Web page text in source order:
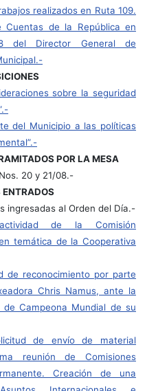
realizados en Ruta 109.
Cuentas de la República en
del Director General de
sobre la seguridad
del Municipio a las políticas
POR LA MESA
20 y 21/08.-
ingresadas al Orden del Día.-
de la Comisión
temática de la Cooperativa
de reconocimiento por parte
Chris Namus, ante la
Campeona Mundial de su
de envío de material
reunión de Comisiones
Creación de una